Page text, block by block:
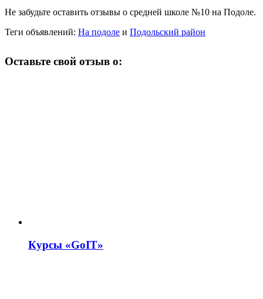
Не забудьте оставить отзывы о средней школе №10 на Подоле.
Теги объявлений: На подоле и Подольский район
Оставьте свой отзыв о:
Курсы «GoIT»